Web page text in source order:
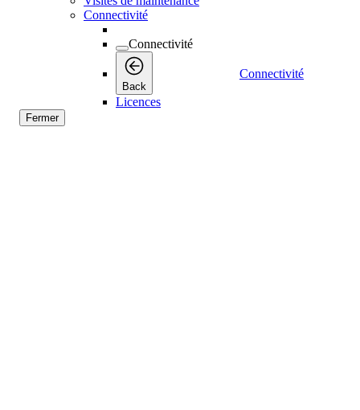
Connectivité
Connectivité
Back
Connectivité
Licences
Fermer